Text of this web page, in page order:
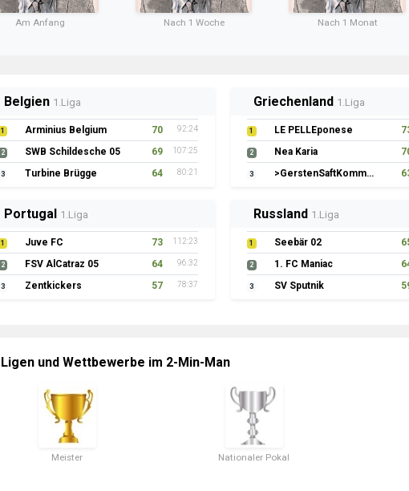
Am Anfang Nach 1 Woche Nach 1 Monat
Belgien 1.Liga
1 Arminius Belgium 70 92:24
2 SWB Schildesche 05 69 107:25
3 Turbine Brügge 64 80:21
Griechenland 1.Liga
1 LE PELLEponese
2 Nea Karia
3 >GerstenSaftKommando
Portugal 1.Liga
1 Juve FC 73 112:23
2 FSV AlCatraz 05 64 96:32
3 Zentkickers 57 78:37
Russland 1.Liga
1 Seebär 02
2 1. FC Maniac
3 SV Sputnik
Ligen und Wettbewerbe im 2-Min-Man
Meister Nationaler Pokal